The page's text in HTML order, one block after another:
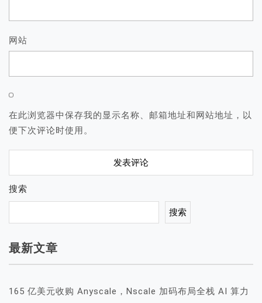
网站
在此浏览器中保存我的显示名称、邮箱地址和网站地址，以
便下次评论时使用。
搜索
搜索
最新文章
165 亿美元收购 Anyscale，Nscale 加码布局全栈 AI 算力